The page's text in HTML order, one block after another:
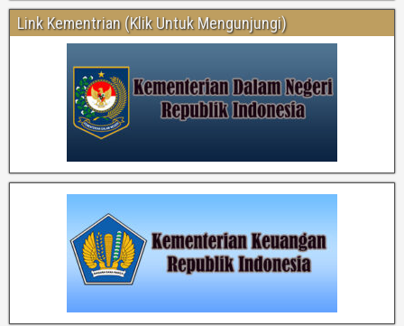
Link Kementrian (Klik Untuk Mengunjungi)